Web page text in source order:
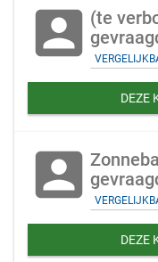
account_box (te
DEZE
account_box
DEZE